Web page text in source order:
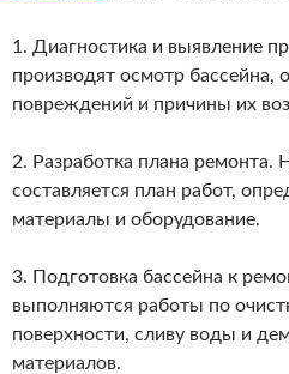
1. Диагностика и выявление
производят осмотр бассейна,
повреждений и причины их
2. Разработка плана ремонта.
составляется план работ,
материалы и оборудование.
3. Подготовка бассейна к
выполняются работы по
поверхности, сливу воды и
материалов.